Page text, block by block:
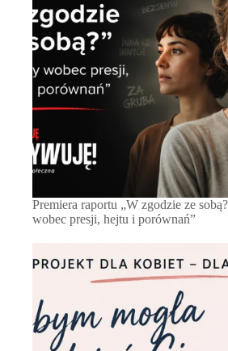
Premiera raportu „W zgodzie ze
wobec presji, hejtu i porównań”